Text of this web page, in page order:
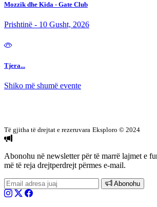
Mozzik dhe Kida - Gate Club
Prishtinë - 10 Gusht, 2026
Tjera...
Shiko më shumë evente
Të gjitha të drejtat e rezeruvara Eksploro © 2024
Abonohu në newsletterpër të marrë lajmet e
më të reja drejtperdrejt përmes e-mail.
Abonohu